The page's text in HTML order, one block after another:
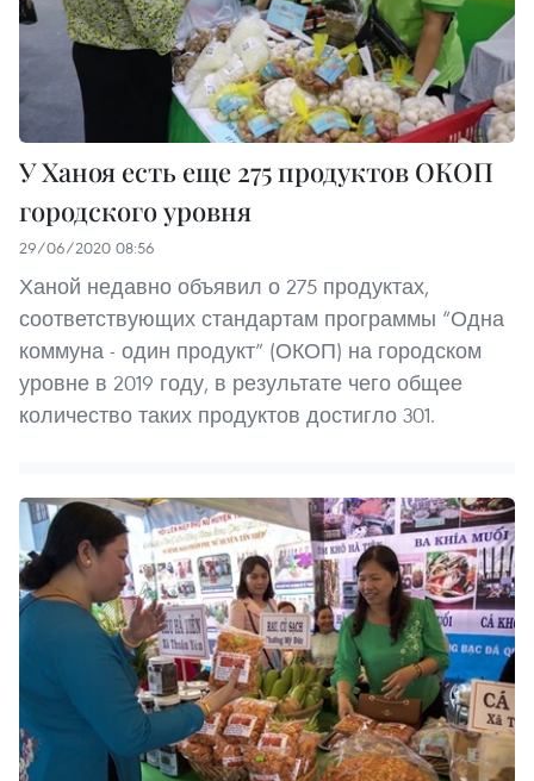
У Ханоя есть еще 275 продуктов ОКОП
городского уровня
29/06/2020 08:56
Ханой недавно объявил о 275 продуктах,
соответствующих стандартам программы “Одна
коммуна - один продукт” (ОКОП) на городском
уровне в 2019 году, в результате чего общее
количество таких продуктов достигло 301.